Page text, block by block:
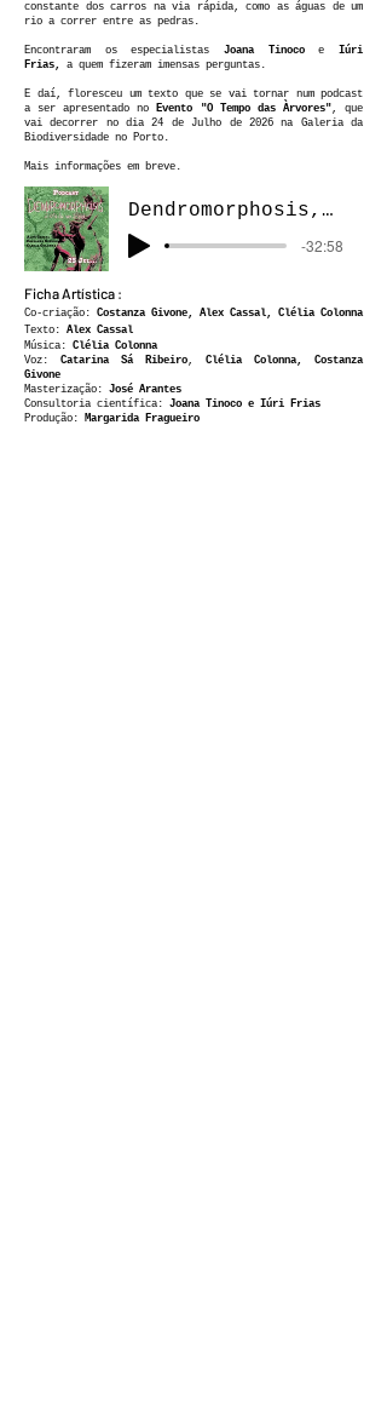
constante dos carros na via rápida, como as águas de um
rio a correr entre as pedras.
Encontraram os especialistas Joana Tinocoe Iúri
Frias, a quem fizeram imensas perguntas.
E daí, floresceu um texto que se vai tornar num podcast
a ser apresentado noEvento "O Tempo das Àrvores", que
vai decorrer no dia24 de Julho de 2026 na Galeria da
Biodiversidade no Porto.
Mais informações em breve.
Dendromorphosis, a arte de ser árvore
-32:58
Ficha Artística :
Co-criação: Costanza Givone, Alex Cassal, Clélia Colonna
Texto: Alex Cassal
Música: Clélia Colonna
Voz: Catarina Sá Ribeiro, Clélia Colonna, Costanza
Givone
Masterização: José Arantes
​Consultoria científica: Joana Tinoco e Iúri Frias
Produção: Margarida Fragueiro